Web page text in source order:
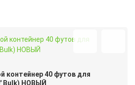
контейнер 40 футов для
Bulk) НОВЫЙ